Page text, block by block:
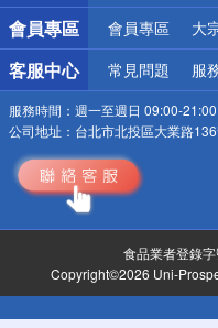
會員專區 會員專區 大
客服中心 常見問題 服
服務時間： 週一至週日 09:00-
公司地址： 台北市北投區大業路
食品業者登錄
Copyright©2026 Uni-